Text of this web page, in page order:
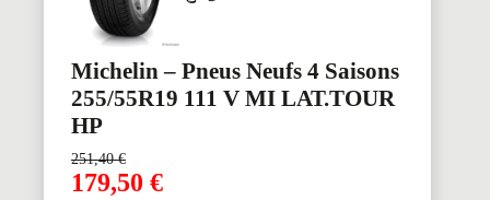
Michelin – Pneus Neufs 4 Saisons
255/55R19 111 V MI LAT.TOUR
HP
251,40€
179,50 €